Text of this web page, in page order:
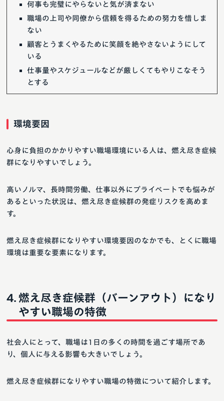
何事も完璧にやらないと気が済まない
職場の上司や同僚から信頼を得るための努力を惜しま
ない
顧客とうまくやるために笑顔を絶やさないようにして
いる
仕事量やスケジュールなどが厳しくてもやりこなそう
とする
環境要因
心身に負担のかかりやすい職場環境にいる人は、燃え尽き症候
群になりやすいでしょう。
高いノルマ、長時間労働、仕事以外にプライベートでも悩みが
あるといった状況は、燃え尽き症候群の発症リスクを高めま
す。
燃え尽き症候群になりやすい環境要因のなかでも、とくに職場
環境は重要な要素になります。
燃え尽き症候群（バーンアウト）になり
やすい職場の特徴
社会人にとって、職場は1日の多くの時間を過ごす場所であ
り、個人に与える影響も大きいでしょう。
燃え尽き症候群になりやすい職場の特徴について紹介します。